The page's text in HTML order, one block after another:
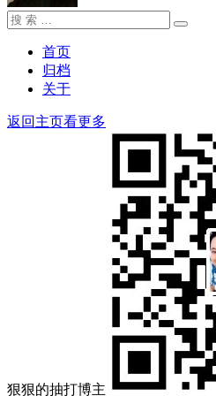
搜
搜
首页
归档
关于
返回主页看更多
狠狠的抽打博主